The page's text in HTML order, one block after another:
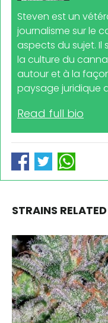
Steven est un
journalisme sur le
aspects du sujet. Il
la culture du
autour et à la
paysage juridique
Read full bio
STRAINS